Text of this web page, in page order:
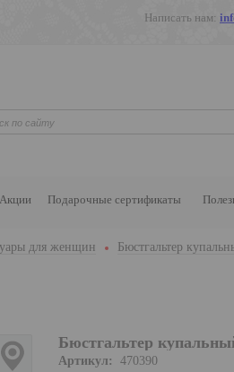
Написать нам:
Акции Подарочные сертификаты
для женщин
Бюстгальтер
Бюстгальтер
Артикул:
470390